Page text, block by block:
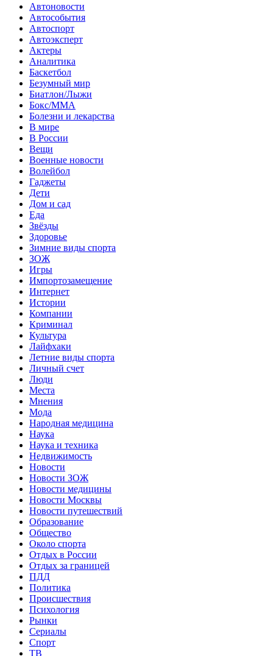
Автоновости
Автособытия
Автоспорт
Автоэксперт
Актеры
Аналитика
Баскетбол
Безумный мир
Биатлон/Лыжи
Бокс/MMA
Болезни и лекарства
В мире
В России
Вещи
Военные новости
Волейбол
Гаджеты
Дети
Дом и сад
Еда
Звёзды
Здоровье
Зимние виды спорта
ЗОЖ
Игры
Импортозамещение
Интернет
Истории
Компании
Криминал
Культура
Лайфхаки
Летние виды спорта
Личный счет
Люди
Места
Мнения
Мода
Народная медицина
Наука
Наука и техника
Недвижимость
Новости
Новости ЗОЖ
Новости медицины
Новости Москвы
Новости путешествий
Образование
Общество
Около спорта
Отдых в России
Отдых за границей
ПДД
Политика
Происшествия
Психология
Рынки
Сериалы
Спорт
ТВ